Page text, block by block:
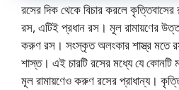
রসের দিক থেকে বিচার করলে
রস, এটিই প্রধান রস। মূল রামায়ণের
করুণ রস। সংস্কৃত অলংকার শাস্ত্র মতে
শাস্ত। এই চারটি রসের মধ্যে যে কোনটি
মূল রামায়ণেও করুণ রসের প্রাধান্য।